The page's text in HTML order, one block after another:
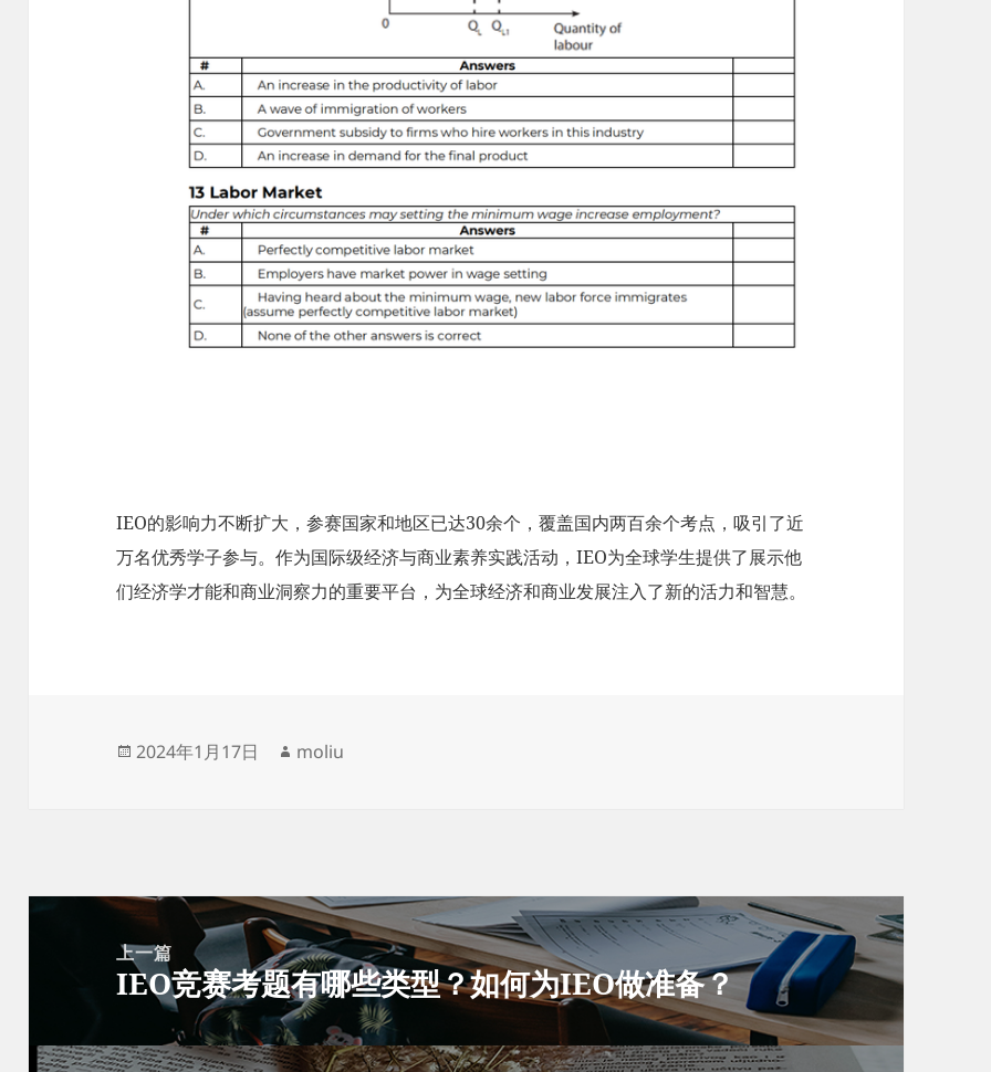
IEO的影响力不断扩大，参赛国家和地区已达30余个，覆盖国内两百余个考点，吸引了近
万名优秀学子参与。作为国际级经济与商业素养实践活动，IEO为全球学生提供了展示他
们经济学才能和商业洞察力的重要平台，为全球经济和商业发展注入了新的活力和智慧。
发
2024年1月17日
作
moliu
上一篇
上
文
IEO竞赛考题有哪些类型？如何为IEO做准备？